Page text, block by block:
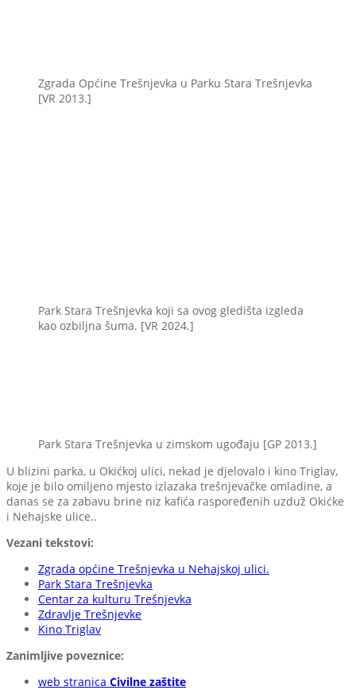
Zgrada Općine Trešnjevka u Parku Stara Trešnjevka
[VR 2013.]
Park Stara Trešnjevka koji sa ovog gledišta izgleda
kao ozbiljna šuma. [VR 2024.]
Park Stara Trešnjevka u zimskom ugođaju [GP 2013.]
U blizini parka, u Okićkoj ulici, nekad je djelovalo i kino Triglav,
koje je bilo omiljeno mjesto izlazaka trešnjevačke omladine, a
danas se za zabavu brine niz kafića raspoređenih uzduž Okićke
i Nehajske ulice..
Vezani tekstovi:
Zgrada općine Trešnjevka u Nehajskoj ulici.
Park Stara Trešnjevka
Centar za kulturu Trešnjevka
Zdravlje Trešnjevke
Kino Triglav
Zanimljive poveznice:
web stranica Civilne zaštite